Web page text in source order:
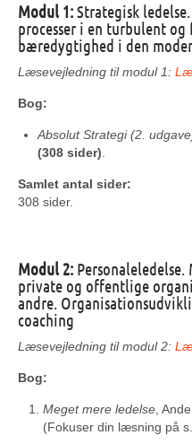
Modul 1:Strategisk
processer i en turbulent
bæredygtighed i den
Læsevejledning til modul 1:
Bog:
Absolut Strategi (2.
(308 sider)
Samlet antal sider:
308 sider.
Modul 2:
private og offentlige
andre.
coaching
Læsevejledning til modul 2:
Bog:
Meget mere ledelse ,
(Fokuser din læsning på